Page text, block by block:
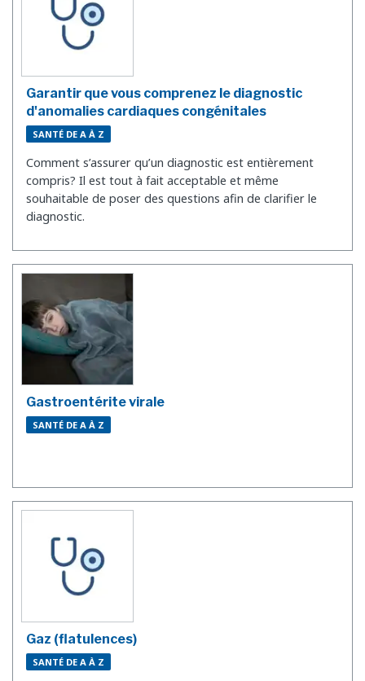
Garantir que vous comprenez le diagnostic
d'anomalies cardiaques congénitales
SANTÉ DE A À Z
Comment s’assurer qu’un diagnostic est entièrement
compris? Il est tout à fait acceptable et même
souhaitable de poser des questions afin de clarifier le
diagnostic.
Gastroentérite virale
SANTÉ DE A À Z
Gaz (flatulences)
SANTÉ DE A À Z